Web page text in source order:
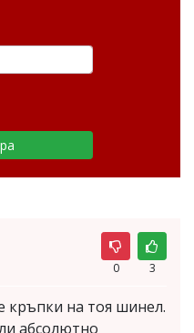
0 3
кръпки на тоя шинел.
абсолютно